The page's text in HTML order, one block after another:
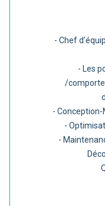
- Chef
- Les
/
-
-
-